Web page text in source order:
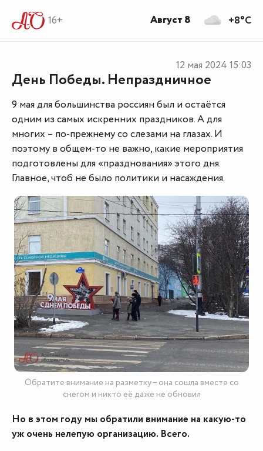
16+
День Победы. Непраздничное
12 мая 2024 15:03
9 мая для большинства россиян был и остаётся
одним из самых искренних праздников. А для
многих – по-прежнему со слезами на глазах. И
поэтому в общем-то не важно, какие мероприятия
подготовлены для «празднования» этого дня.
Главное, чтоб не было политики и насаждения.
Обратите внимание на разметку – она сошла вместе со
снегом и никто её даже не обновил
Но в этом году мы обратили внимание на какую-то
уж очень нелепую организацию. Всего.
+8°C
Август 8